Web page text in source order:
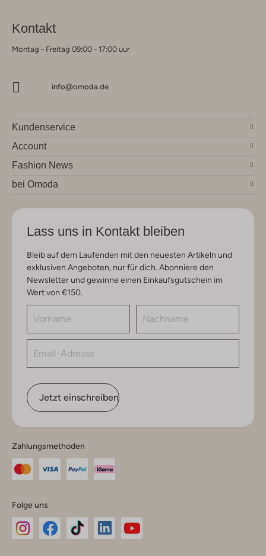
Kontakt
Montag - Freitag 09:00 - 17:00 uur
info@omoda.de
Kundenservice
Account
Fashion News
bei Omoda
Lass uns in Kontakt bleiben
Bleib auf dem Laufenden mit den neuesten Artikeln und
exklusiven Angeboten, nur für dich. Abonniere den
Newsletter und gewinne einen Einkaufsgutschein im
Wert von €150.
Jetzt einschreiben
Zahlungsmethoden
Folge uns